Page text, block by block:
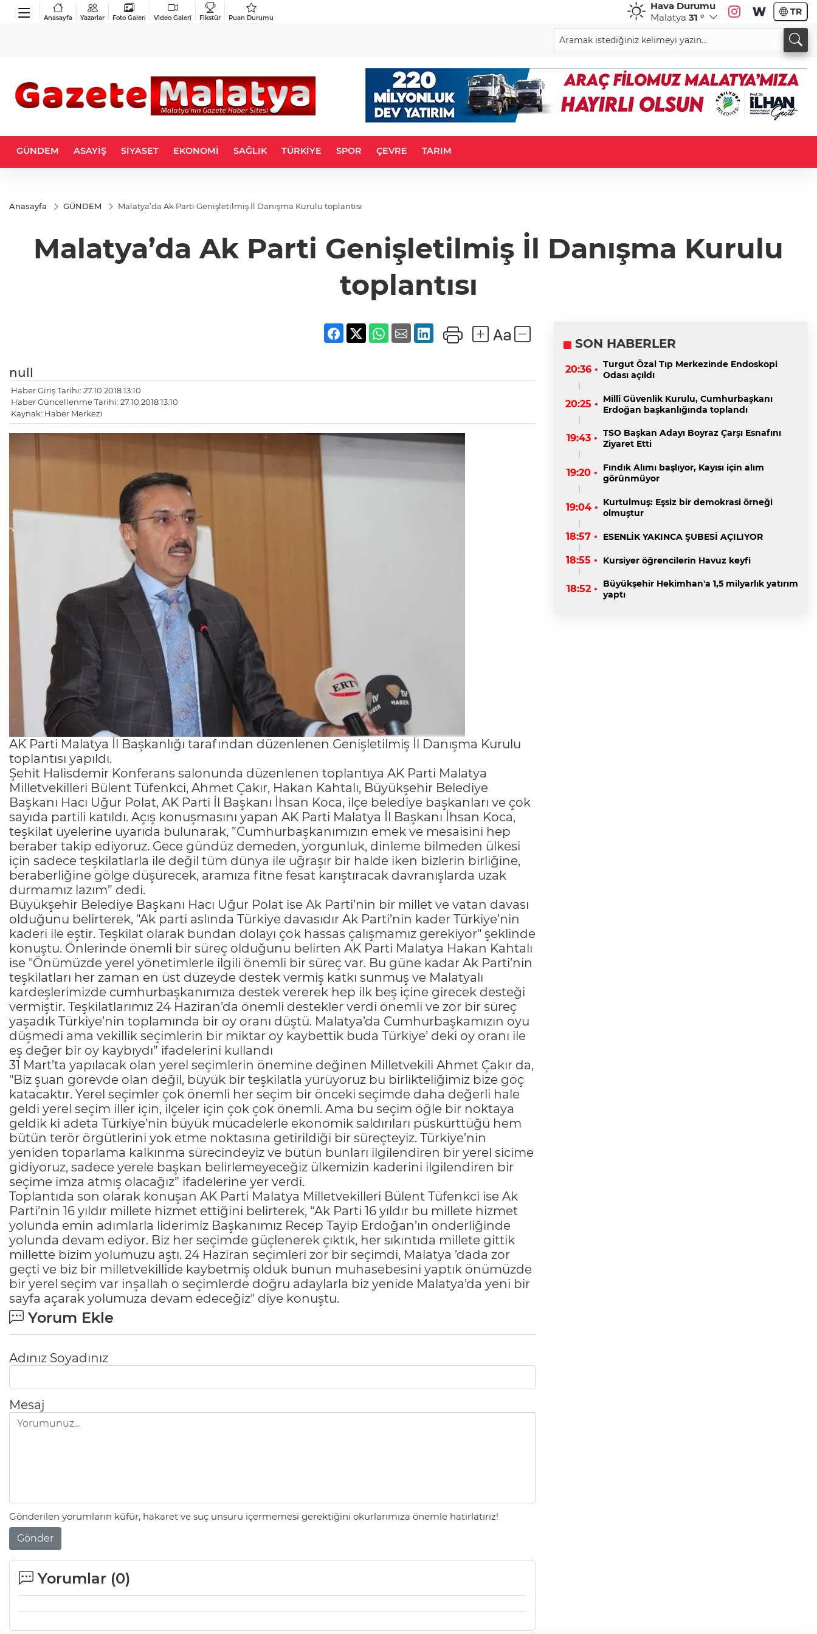
Anasayfa Yazarlar Foto Galeri Video Galeri Fikstür Puan Durumu
Hava Durumu
Malatya 31 ° TR
GÜNDEM ASAYİŞ SİYASET EKONOMİ SAĞLIK TÜRKİYE SPOR ÇEVRE TARIM
Anasayfa GÜNDEM Malatya’da Ak Parti Genişletilmiş İl Danışma Kurulu toplantısı
Malatya’da Ak Parti Genişletilmiş İl Danışma Kurulu
toplantısı
null
Haber Giriş Tarihi: 27.10.2018 13:10
Haber Güncellenme Tarihi: 27.10.2018 13:10
Kaynak: Haber Merkezi
AK Parti Malatya İl Başkanlığı tarafından düzenlenen Genişletilmiş İl Danışma Kurulu
toplantısı yapıldı.
Şehit Halisdemir Konferans salonunda düzenlenen toplantıya AK Parti Malatya
Milletvekilleri Bülent Tüfenkci, Ahmet Çakır, Hakan Kahtalı, Büyükşehir Belediye
Başkanı Hacı Uğur Polat, AK Parti İl Başkanı İhsan Koca, ilçe belediye başkanları ve çok
sayıda partili katıldı. Açış konuşmasını yapan AK Parti Malatya İl Başkanı İhsan Koca,
teşkilat üyelerine uyarıda bulunarak, ”Cumhurbaşkanımızın emek ve mesaisini hep
beraber takip ediyoruz. Gece gündüz demeden, yorgunluk, dinleme bilmeden ülkesi
için sadece teşkilatlarla ile değil tüm dünya ile uğraşır bir halde iken bizlerin birliğine,
beraberliğine gölge düşürecek, aramıza fitne fesat karıştıracak davranışlarda uzak
durmamız lazım” dedi.
Büyükşehir Belediye Başkanı Hacı Uğur Polat ise Ak Parti’nin bir millet ve vatan davası
olduğunu belirterek, "Ak parti aslında Türkiye davasıdır Ak Parti’nin kader Türkiye’nin
kaderi ile eştir. Teşkilat olarak bundan dolayı çok hassas çalışmamız gerekiyor" şeklinde
konuştu. Önlerinde önemli bir süreç olduğunu belirten AK Parti Malatya Hakan Kahtalı
ise "Önümüzde yerel yönetimlerle ilgili önemli bir süreç var. Bu güne kadar Ak Parti’nin
teşkilatları her zaman en üst düzeyde destek vermiş katkı sunmuş ve Malatyalı
kardeşlerimizde cumhurbaşkanımıza destek vererek hep ilk beş içine girecek desteği
vermiştir. Teşkilatlarımız 24 Haziran’da önemli destekler verdi önemli ve zor bir süreç
yaşadık Türkiye’nin toplamında bir oy oranı düştü. Malatya’da Cumhurbaşkamızın oyu
düşmedi ama vekillik seçimlerin bir miktar oy kaybettik buda Türkiye’ deki oy oranı ile
eş değer bir oy kaybıydı” ifadelerini kullandı
31 Mart’ta yapılacak olan yerel seçimlerin önemine değinen Milletvekili Ahmet Çakır da,
"Biz şuan görevde olan değil, büyük bir teşkilatla yürüyoruz bu birlikteliğimiz bize göç
katacaktır. Yerel seçimler çok önemli her seçim bir önceki seçimde daha değerli hale
geldi yerel seçim iller için, ilçeler için çok çok önemli. Ama bu seçim öğle bir noktaya
geldik ki adeta Türkiye’nin büyük mücadelerle ekonomik saldırıları püskürttüğü hem
bütün terör örgütlerini yok etme noktasına getirildiği bir süreçteyiz. Türkiye’nin
yeniden toparlama kalkınma sürecindeyiz ve bütün bunları ilgilendiren bir yerel sicime
gidiyoruz, sadece yerele başkan belirlemeyeceğiz ülkemizin kaderini ilgilendiren bir
seçime imza atmış olacağız” ifadelerine yer verdi.
Toplantıda son olarak konuşan AK Parti Malatya Milletvekilleri Bülent Tüfenkci ise Ak
Parti’nin 16 yıldır millete hizmet ettiğini belirterek, “Ak Parti 16 yıldır bu millete hizmet
yolunda emin adımlarla liderimiz Başkanımız Recep Tayip Erdoğan’ın önderliğinde
yolunda devam ediyor. Biz her seçimde güçlenerek çıktık, her sıkıntıda millete gittik
millette bizim yolumuzu aştı. 24 Haziran seçimleri zor bir seçimdi, Malatya ’dada zor
geçti ve biz bir milletvekillide kaybetmiş olduk bunun muhasebesini yaptık önümüzde
bir yerel seçim var inşallah o seçimlerde doğru adaylarla biz yenide Malatya’da yeni bir
sayfa açarak yolumuza devam edeceğiz" diye konuştu.
Yorum Ekle
Adınız Soyadınız
Mesaj
Gönderilen yorumların küfür, hakaret ve suç unsuru içermemesi gerektiğini okurlarımıza önemle hatırlatırız!
Gönder
Yorumlar (0)
SON HABERLER
20:36 • Turgut Özal Tıp Merkezinde Endoskopi
Odası açıldı
20:25 • Millî Güvenlik Kurulu, Cumhurbaşkanı
Erdoğan başkanlığında toplandı
19:43 • TSO Başkan Adayı Boyraz Çarşı Esnafını
Ziyaret Etti
19:20 •
Fındık Alımı başlıyor, Kayısı için alım
görünmüyor
19:04 • Kurtulmuş: Eşsiz bir demokrasi örneği
olmuştur
18:57 • ESENLİK YAKINCA ŞUBESİ AÇILIYOR
18:55 • Kursiyer öğrencilerin Havuz keyfi
18:52 •
Büyükşehir Hekimhan'a 1,5 milyarlık yatırım
yaptı